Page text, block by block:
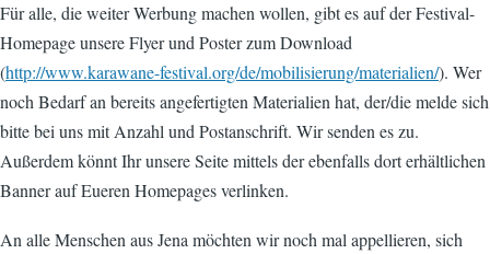
Für alle, die weiter Werbung machen wollen, gibt es auf der Festival-
Homepage unsere Flyer und Poster zum Download
(http://www.karawane-festival.org/de/mobilisierung/materialien/). Wer
noch Bedarf an bereits angefertigten Materialien hat, der/die melde sich
bitte bei uns mit Anzahl und Postanschrift. Wir senden es zu.
Außerdem könnt Ihr unsere Seite mittels der ebenfalls dort erhältlichen
Banner auf Eueren Homepages verlinken.
An alle Menschen aus Jena möchten wir noch mal appellieren, sich